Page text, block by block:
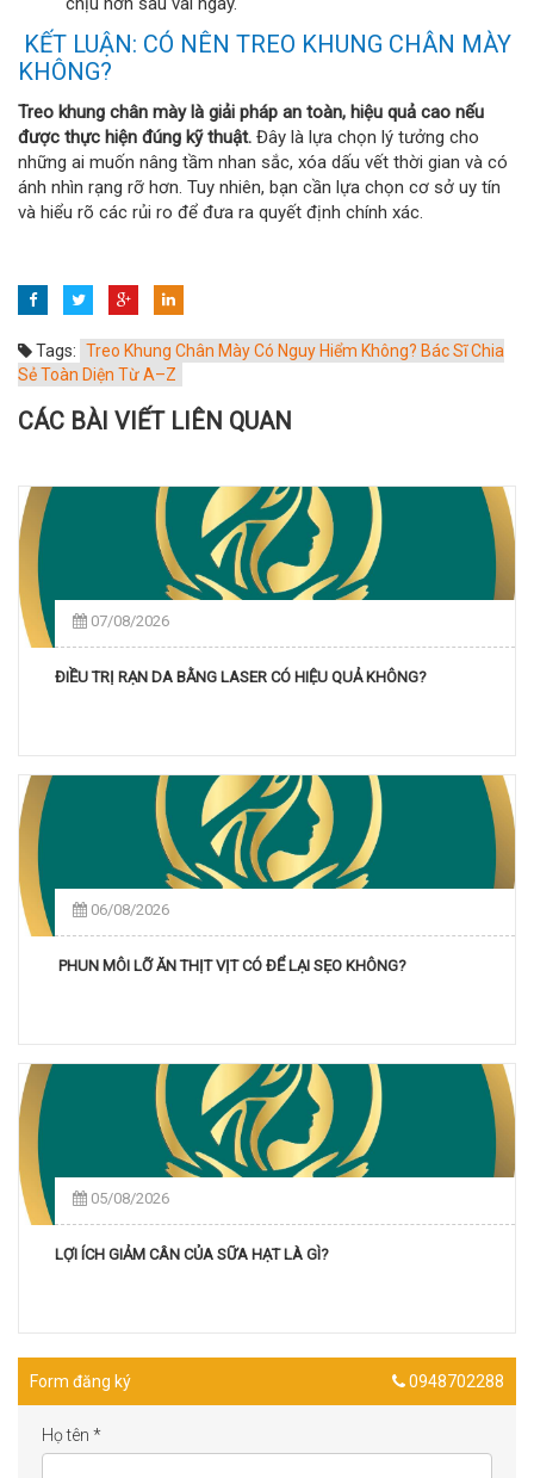
KẾT LUẬN: CÓ NÊN TREO KHUNG CHÂN MÀY
KHÔNG?
Treo khung chân mày là giải pháp an toàn, hiệu quả cao nếu
được thực hiện đúng kỹ thuật. Đây là lựa chọn lý tưởng cho
những ai muốn nâng tầm nhan sắc, xóa dấu vết thời gian và có
ánh nhìn rạng rỡ hơn. Tuy nhiên, bạn cần lựa chọn cơ sở uy tín
và hiểu rõ các rủi ro để đưa ra quyết định chính xác.
Tags: Treo Khung Chân Mày Có Nguy Hiểm Không? Bác Sĩ Chia
Sẻ Toàn Diện Từ A–Z
CÁC BÀI VIẾT LIÊN QUAN
07/08/2026
ĐIỀU TRỊ RẠN DA BẰNG LASER CÓ HIỆU QUẢ KHÔNG?
06/08/2026
PHUN MÔI LỠ ĂN THỊT VỊT CÓ ĐỂ LẠI SẸO KHÔNG?
05/08/2026
LỢI ÍCH GIẢM CÂN CỦA SỮA HẠT LÀ GÌ?
Form đăng ký 0948702288
Họ tên *